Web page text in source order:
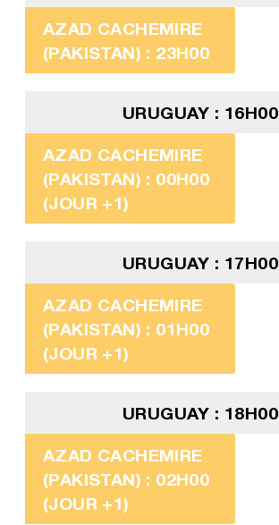
AZAD CACHEMIRE
(PAKISTAN) : 23H00
URUGUAY : 16H00
AZAD CACHEMIRE
(PAKISTAN) : 00H00
(JOUR +1)
URUGUAY : 17H00
AZAD CACHEMIRE
(PAKISTAN) : 01H00
(JOUR +1)
URUGUAY : 18H00
AZAD CACHEMIRE
(PAKISTAN) : 02H00
(JOUR +1)